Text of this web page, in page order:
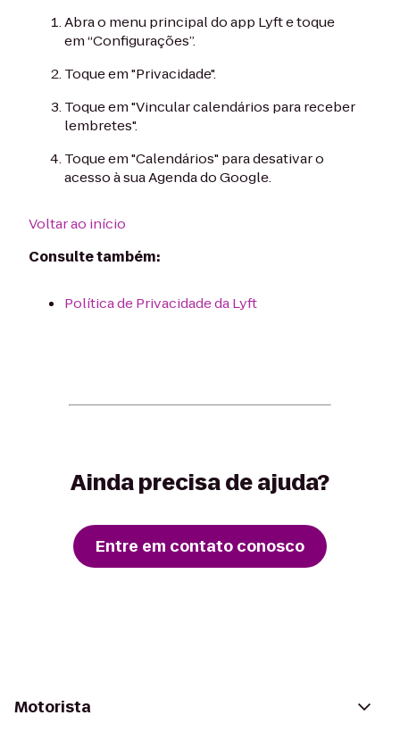
Abra o menu principal do app Lyft e toque
em “Configurações”.
Toque em "Privacidade".
Toque em "Vincular calendários para receber
lembretes".
Toque em "Calendários" para desativar o
acesso à sua Agenda do Google.
Voltar ao início
Consulte também:
Política de Privacidade da Lyft
Ainda precisa de ajuda?
Entre em contato conosco
Motorista